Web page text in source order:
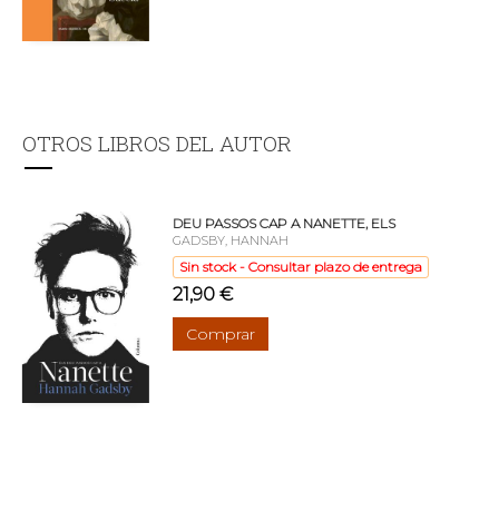
OTROS LIBROS DEL AUTOR
DEU PASSOS CAP A NANETTE, ELS
GADSBY, HANNAH
Sin stock - Consultar plazo de entrega
21,90 €
Comprar